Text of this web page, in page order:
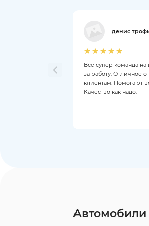
денис
Все супер команда на
за работу. Отличное
клиентам. Помогают
Качество как надо.
Автомобили